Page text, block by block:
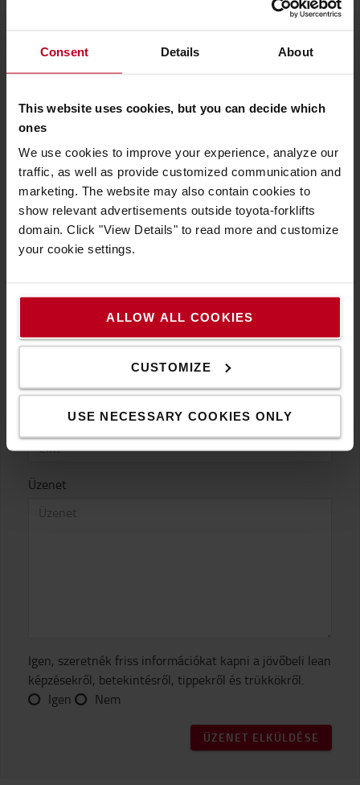
Consent Details About
This website uses cookies, but you can decide which
ones
We use cookies to improve your experience, analyze our
traffic, as well as provide customized communication and
marketing. The website may also contain cookies to
show relevant advertisements outside toyota-forklifts
domain. Click "View Details" to read more and customize
your cookie settings.
ALLOW ALL COOKIES
CUSTOMIZE
USE NECESSARY COOKIES ONLY
Pozíció
E-mail
Cégnév
Üzenet
Igen, szeretnék friss információkat kapni a jövőbeli lean
képzésekről, betekintésről, tippekről és trükkökről.
Igen
Nem
ÜZENET ELKÜLDÉSE